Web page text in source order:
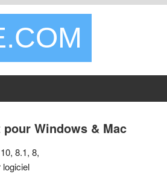
Windows & Mac
8.1, 8,